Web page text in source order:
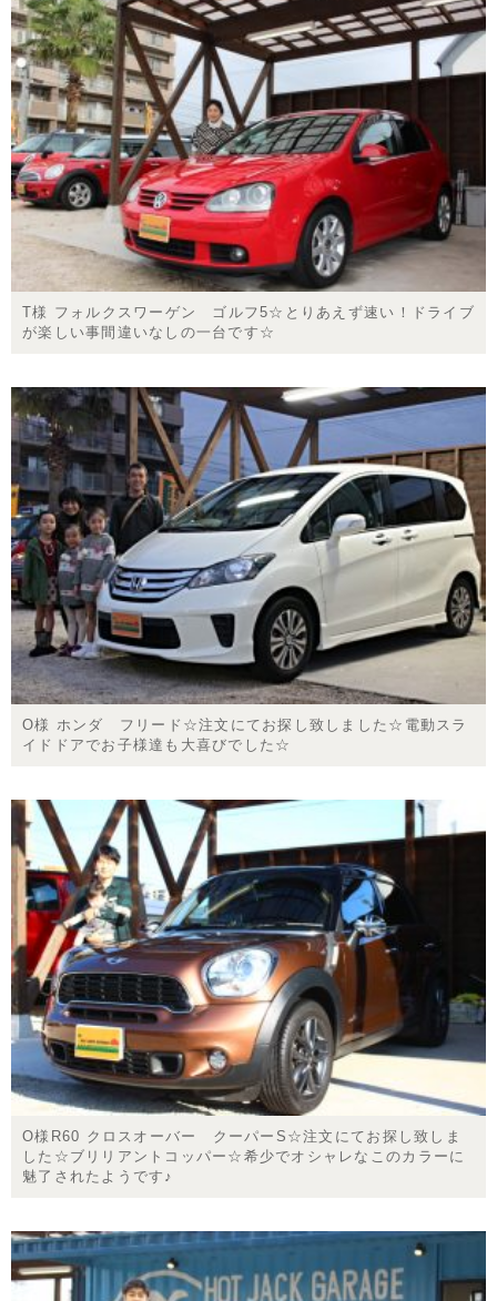
T様 フォルクスワーゲン ゴルフ5☆とりあえず速い！ドライブ
が楽しい事間違いなしの一台です☆
O様 ホンダ フリード☆注文にてお探し致しました☆電動スラ
イドドアでお子様達も大喜びでした☆
O様R60 クロスオーバー クーパーS☆注文にてお探し致しま
した☆ブリリアントコッパー☆希少でオシャレなこのカラーに
魅了されたようです♪